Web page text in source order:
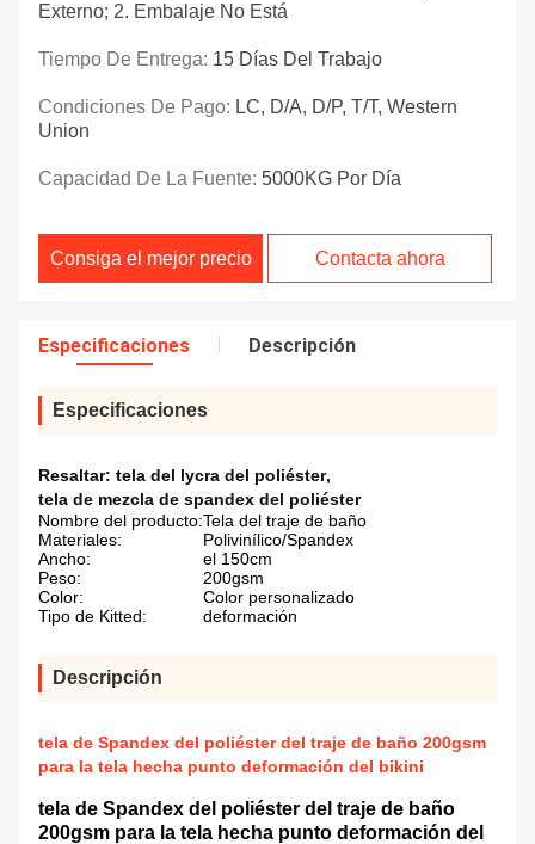
Externo; 2. Embalaje No Está
Tiempo De Entrega: 15 Días Del Trabajo
Condiciones De Pago: LC, D/A, D/P, T/T, Western
Union
Capacidad De La Fuente: 5000KG Por Día
Consiga el mejor precio Contacta ahora
Especificaciones Descripción
Especificaciones
Resaltar: tela del lycra del poliéster,
tela de mezcla de spandex del poliéster
Nombre del producto:Tela del traje de baño
Materiales:
Polivinílico/Spandex
Ancho:
el 150cm
Peso:
200gsm
Color:
Color personalizado
Tipo de Kitted:
deformación
Descripción
tela de Spandex del poliéster del traje de baño 200gsm
para la tela hecha punto deformación del bikini
tela de Spandex del poliéster del traje de baño
200gsm para la tela hecha punto deformación del